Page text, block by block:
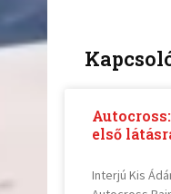
első
Interjú Kis